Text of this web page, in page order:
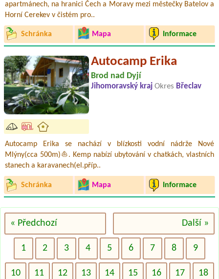
apartmánech, na hranici Čech a Moravy mezi městečky Batelov a
Horní Cerekev v čistém pro..
Schránka Mapa Informace
Autocamp Erika
Brod nad Dyjí
Jihomoravský kraj Okres Břeclav
Autocamp Erika se nachází v blízkosti vodní nádrže Nové
Mlýny(cca 500m)⛵. Kemp nabízí ubytování v chatkách, vlastních
stanech a karavanech(el.příp..
Schránka Mapa Informace
« Předchozí Další »
1 2 3 4 5 6 7 8 9
10 11 12 13 14 15 16 17 18